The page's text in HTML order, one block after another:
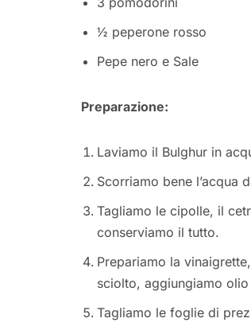
½ peperone rosso
Pepe nero e Sale
Preparazione:
Laviamo il Bulghur in
Scorriamo bene l’acqua
Tagliamo le cipolle, il
conserviamo il tutto.
Prepariamo la
sciolto, aggiungiamo olio
Tagliamo le foglie di